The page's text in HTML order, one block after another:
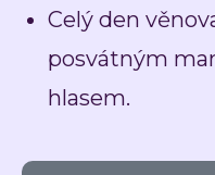
Celý den
posvátným
hlasem.